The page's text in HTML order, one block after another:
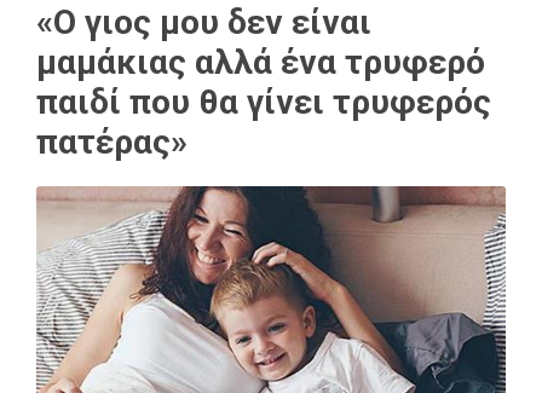
«Ο γιος μου δεν είναι
μαμάκιας αλλά ένα τρυφερό
παιδί που θα γίνει τρυφερός
πατέρας»